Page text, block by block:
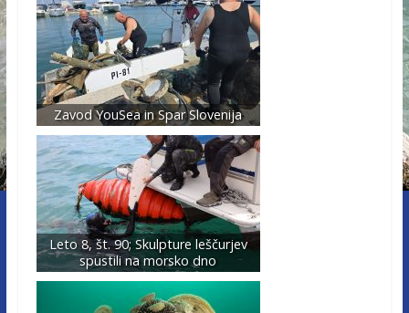
Zavod YouSea in Spar Slovenija
Leto 8, št. 90; Skulpture leščurjev
spustili na morsko dno